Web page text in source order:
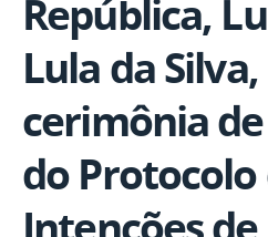
República,
Lula da
cerimônia
do Protocolo